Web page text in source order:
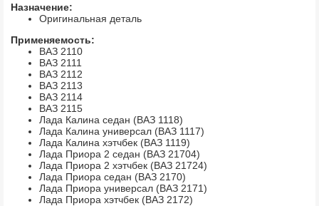
Назначение:
Оригинальная деталь
Применяемость:
ВАЗ 2110
ВАЗ 2111
ВАЗ 2112
ВАЗ 2113
ВАЗ 2114
ВАЗ 2115
Лада Калина седан (ВАЗ 1118)
Лада Калина универсал (ВАЗ 1117)
Лада Калина хэтчбек (ВАЗ 1119)
Лада Приора 2 седан (ВАЗ 21704)
Лада Приора 2 хэтчбек (ВАЗ 21724)
Лада Приора седан (ВАЗ 2170)
Лада Приора универсал (ВАЗ 2171)
Лада Приора хэтчбек (ВАЗ 2172)